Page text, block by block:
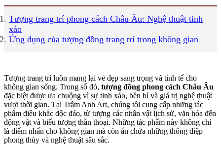
Tượng trang trí phong cách Châu Âu: Nghệ thuật tinh
xảo
Ứng dụng của tượng đồng trang trí trong không gian
Tượng trang trí luôn mang lại vẻ đẹp sang trọng và tinh tế cho
không gian sống. Trong số đó, tượng đồng phong cách Châu Âu
đặc biệt được ưa chuộng vì sự tinh xảo, bền bỉ và giá trị nghệ thuật
vượt thời gian. Tại Trâm Anh Art, chúng tôi cung cấp những tác
phẩm điêu khắc độc đáo, từ tượng các nhân vật lịch sử, văn hóa đến
động vật và biểu tượng thần thoại. Những tác phẩm này không chỉ
là điểm nhấn cho không gian mà còn ẩn chứa những thông điệp
phong thủy và nghệ thuật sâu sắc.